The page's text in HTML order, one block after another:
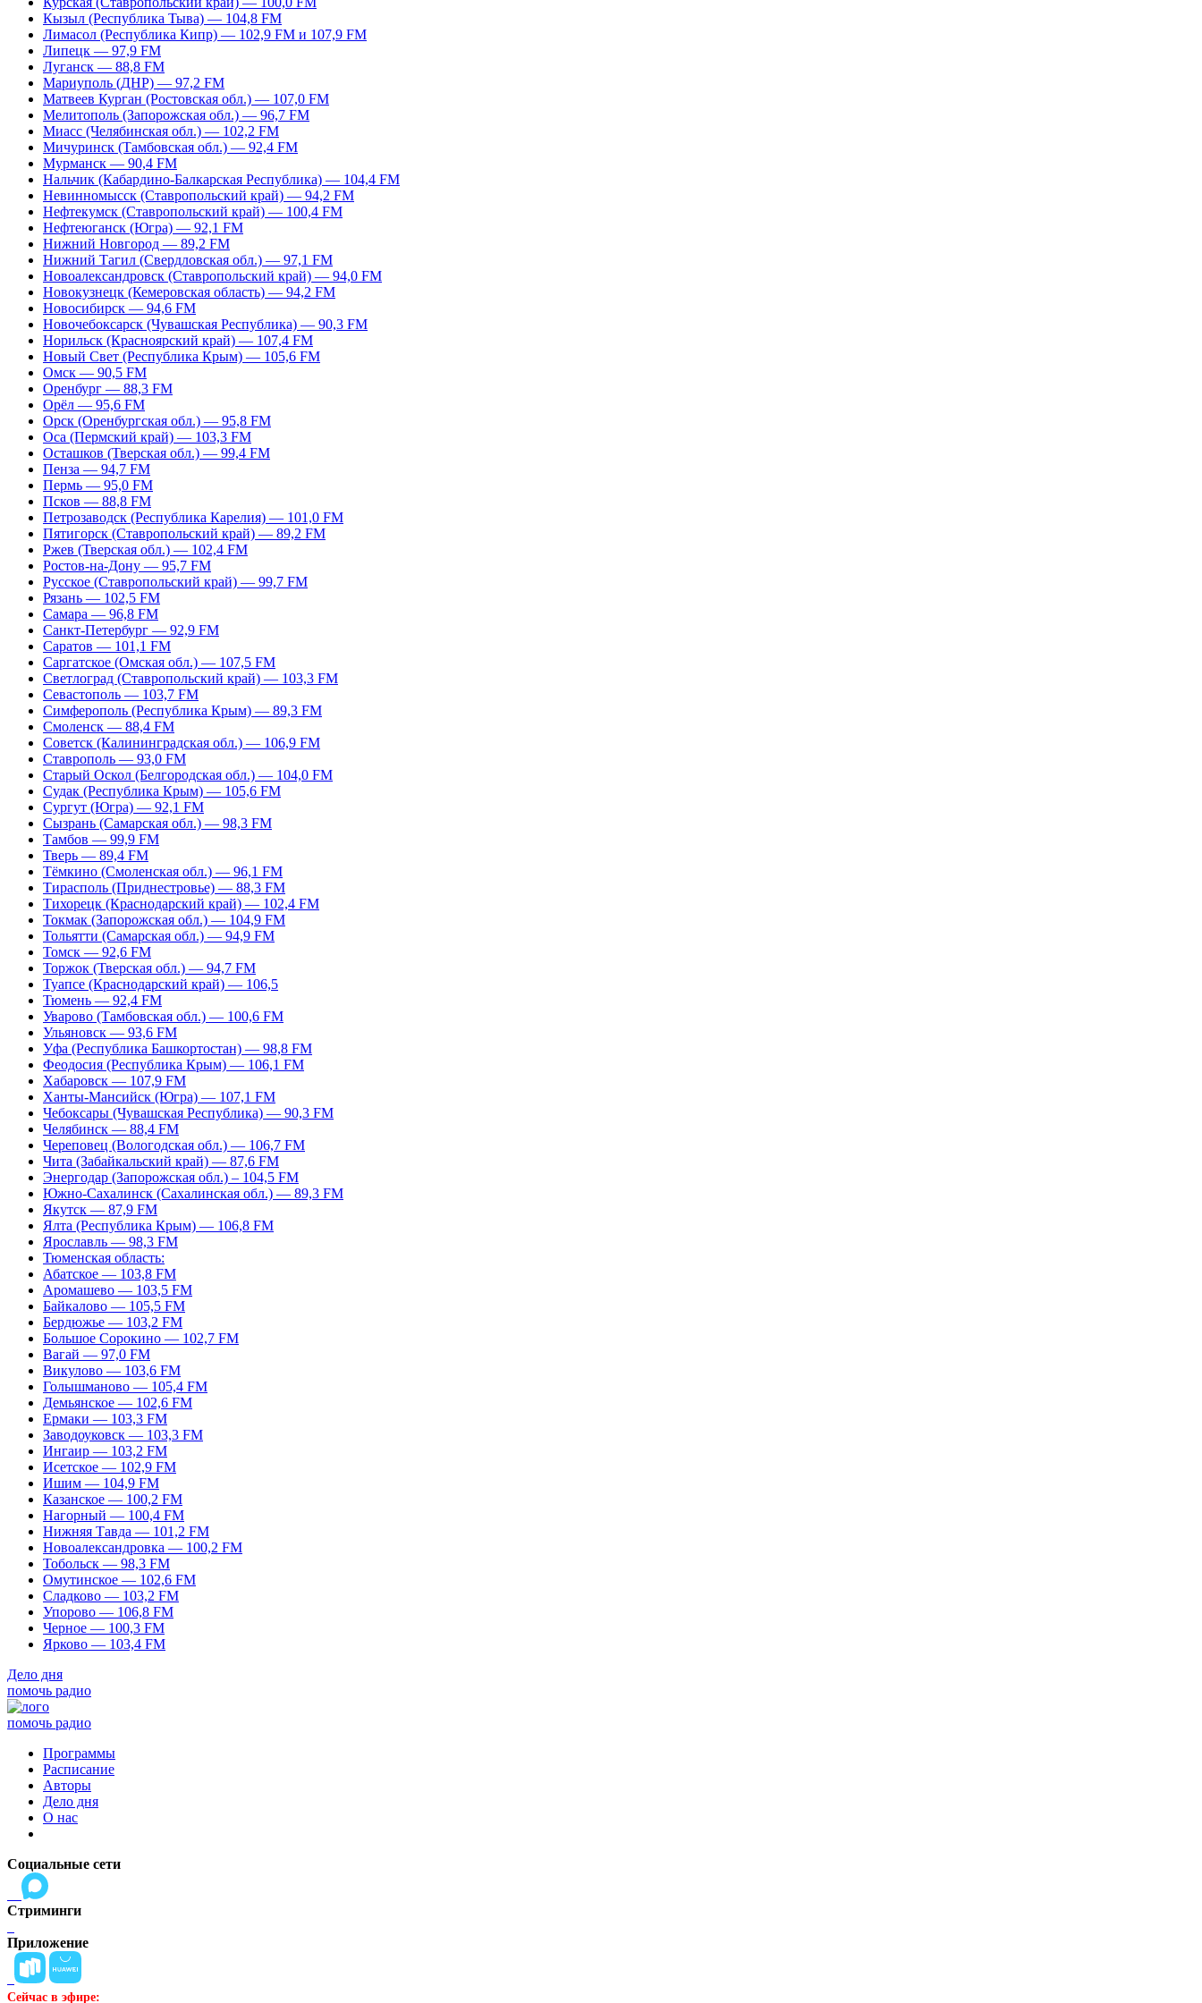
Кызыл (Республика Тыва) — 104,8 FM
Лимасол (Республика Кипр) — 102,9 FM и 107,9 FM
Липецк — 97,9 FM
Луганск — 88,8 FM
Мариуполь (ДНР) — 97,2 FM
Матвеев Курган (Ростовская обл.) — 107,0 FM
Мелитополь (Запорожская обл.) — 96,7 FM
Миасс (Челябинская обл.) — 102,2 FM
Мичуринск (Тамбовская обл.) — 92,4 FM
Мурманск — 90,4 FM
Нальчик (Кабардино-Балкарская Республика) — 104,4 FM
Невинномысск (Ставропольский край) — 94,2 FM
Нефтекумск (Ставропольский край) — 100,4 FM
Нефтеюганск (Югра) — 92,1 FM
Нижний Новгород — 89,2 FM
Нижний Тагил (Свердловская обл.) — 97,1 FM
Новоалександровск (Ставропольский край) — 94,0 FM
Новокузнецк (Кемеровская область) — 94,2 FM
Новосибирск — 94,6 FM
Новочебоксарск (Чувашская Республика) — 90,3 FM
Норильск (Красноярский край) — 107,4 FM
Новый Свет (Республика Крым) — 105,6 FM
Омск — 90,5 FM
Оренбург — 88,3 FM
Орёл — 95,6 FM
Орск (Оренбургская обл.) — 95,8 FM
Оса (Пермский край) — 103,3 FM
Осташков (Тверская обл.) — 99,4 FM
Пенза — 94,7 FM
Пермь — 95,0 FM
Псков — 88,8 FM
Петрозаводск (Республика Карелия) — 101,0 FM
Пятигорск (Ставропольский край) — 89,2 FM
Ржев (Тверская обл.) — 102,4 FM
Ростов-на-Дону — 95,7 FM
Русское (Ставропольский край) — 99,7 FM
Рязань — 102,5 FM
Самара — 96,8 FM
Санкт-Петербург — 92,9 FM
Саратов — 101,1 FM
Саргатское (Омская обл.) — 107,5 FM
Светлоград (Ставропольский край) — 103,3 FM
Севастополь — 103,7 FM
Симферополь (Республика Крым) — 89,3 FM
Смоленск — 88,4 FM
Советск (Калининградская обл.) — 106,9 FM
Ставрополь — 93,0 FM
Старый Оскол (Белгородская обл.) — 104,0 FM
Судак (Республика Крым) — 105,6 FM
Сургут (Югра) — 92,1 FM
Сызрань (Самарская обл.) — 98,3 FM
Тамбов — 99,9 FM
Тверь — 89,4 FM
Тёмкино (Смоленская обл.) — 96,1 FM
Тирасполь (Приднестровье) — 88,3 FM
Тихорецк (Краснодарский край) — 102,4 FM
Токмак (Запорожская обл.) — 104,9 FM
Тольятти (Самарская обл.) — 94,9 FM
Томск — 92,6 FM
Торжок (Тверская обл.) — 94,7 FM
Туапсе (Краснодарский край) — 106,5
Тюмень — 92,4 FM
Уварово (Тамбовская обл.) — 100,6 FM
Ульяновск — 93,6 FM
Уфа (Республика Башкортостан) — 98,8 FM
Феодосия (Республика Крым) — 106,1 FM
Хабаровск — 107,9 FM
Ханты-Мансийск (Югра) — 107,1 FM
Чебоксары (Чувашская Республика) — 90,3 FM
Челябинск — 88,4 FM
Череповец (Вологодская обл.) — 106,7 FM
Чита (Забайкальский край) — 87,6 FM
Энергодар (Запорожская обл.) – 104,5 FM
Южно-Сахалинск (Сахалинская обл.) — 89,3 FM
Якутск — 87,9 FM
Ялта (Республика Крым) — 106,8 FM
Ярославль — 98,3 FM
Тюменская область:
Абатское — 103,8 FM
Аромашево — 103,5 FM
Байкалово — 105,5 FM
Бердюжье — 103,2 FM
Большое Сорокино — 102,7 FM
Вагай — 97,0 FM
Викулово — 103,6 FM
Голышманово — 105,4 FM
Демьянское — 102,6 FM
Ермаки — 103,3 FM
Заводоуковск — 103,3 FM
Ингаир — 103,2 FM
Исетское — 102,9 FM
Ишим — 104,9 FM
Казанское — 100,2 FM
Нагорный — 100,4 FM
Нижняя Тавда — 101,2 FM
Новоалександровка — 100,2 FM
Тобольск — 98,3 FM
Омутинское — 102,6 FM
Сладково — 103,2 FM
Упорово — 106,8 FM
Черное — 100,3 FM
Ярково — 103,4 FM
Дело дня
помочь радио
помочь радио
Программы
Расписание
Авторы
Дело дня
О нас
Социальные сети
Стриминги
Приложение
Сейчас в эфире: